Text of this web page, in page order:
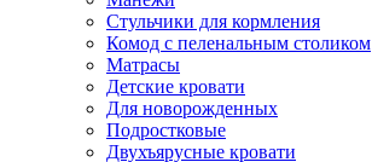
Стульчики для кормления
Комод с пеленальным столиком
Матрасы
Детские кровати
Для новорожденных
Подростковые
Двухъярусные кровати